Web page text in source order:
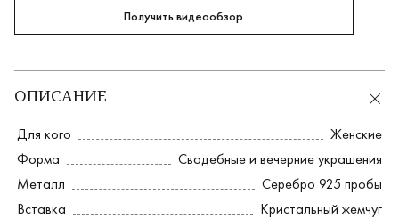
Получить видеообзор
ОПИСАНИЕ
Для кого
Женские
Форма
Свадебные и вечерние украшения
Металл
Серебро 925 пробы
Вставка
Кристальный жемчуг